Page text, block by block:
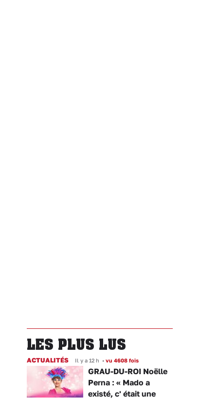
LES PLUS LUS
ACTUALITÉS Il y a 12 h • vu 4608 fois
GRAU-DU-ROI Noëlle
Perna : « Mado a
existé, c' était une